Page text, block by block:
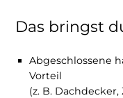
Das bringst
Abgeschlossene
Vorteil
(z. B.